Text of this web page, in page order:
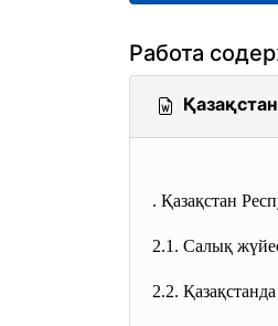
Работа
. Қазақстан
2.1. Салық
2.2.